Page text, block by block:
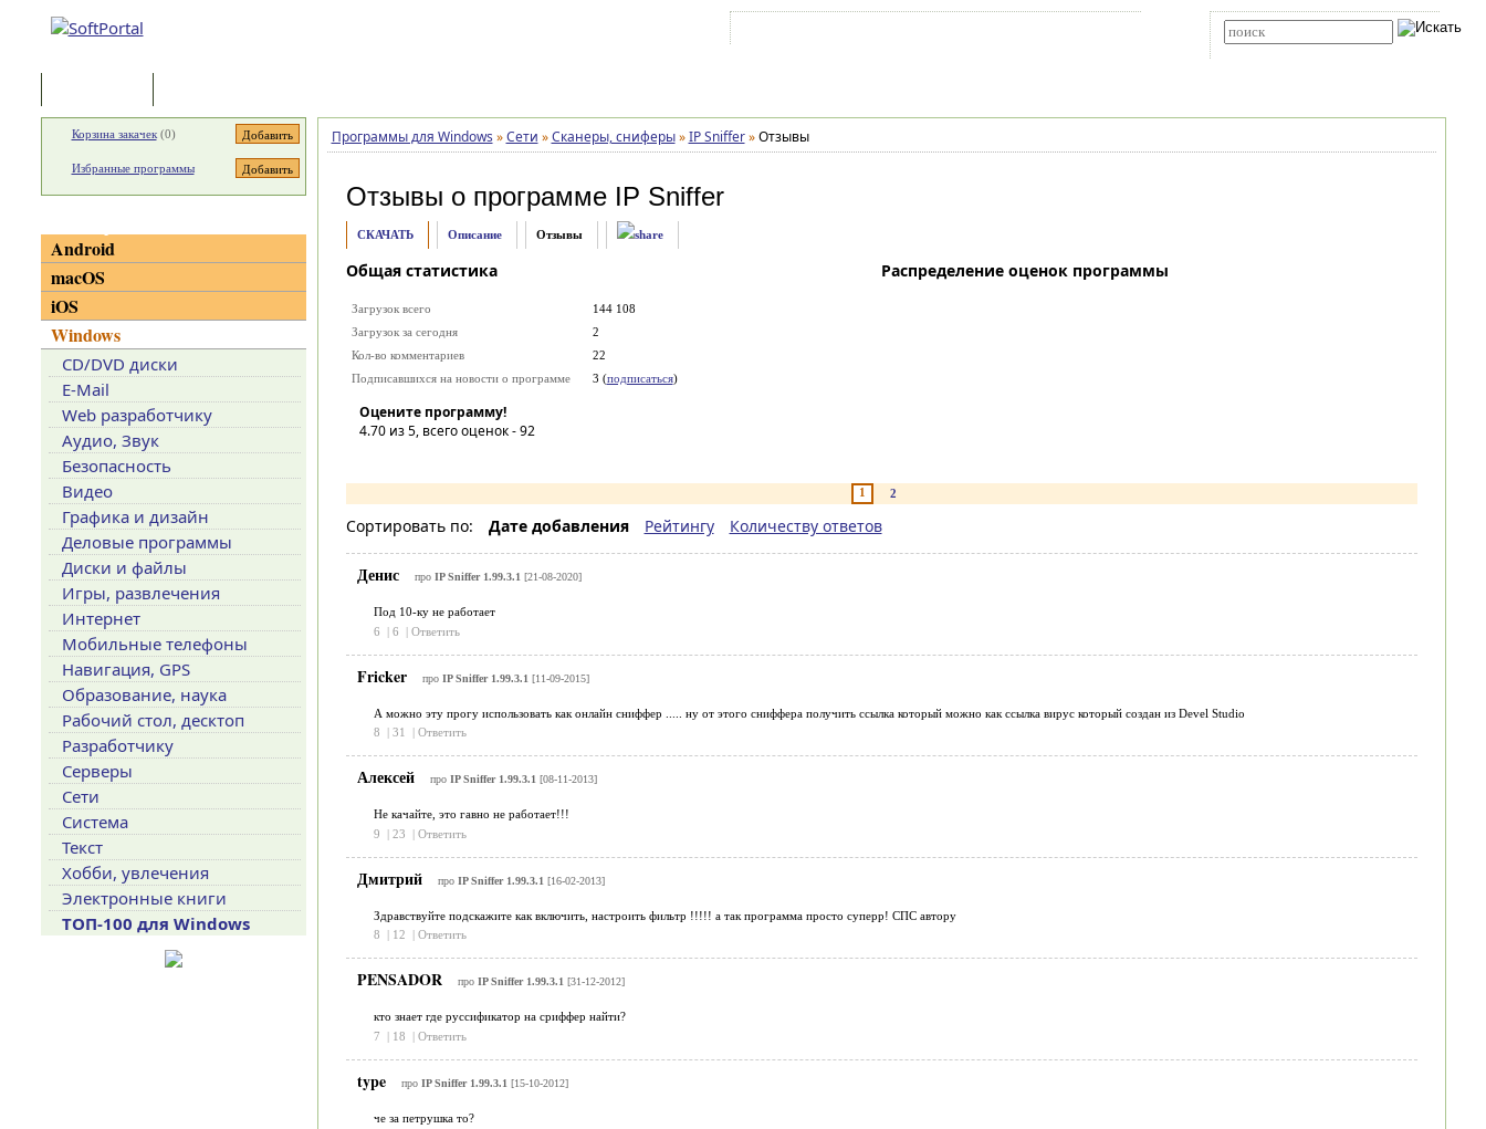
Программы для Windows » Сети » Сканеры, сниферы » IP Sniffer » Отзывы
Отзывы о программе IP Sniffer
СКАЧАТЬ Описание Отзывы
Общая статистика
Загрузок всего
144 108
Загрузок за сегодня
2
Кол-во комментариев
22
Подписавшихся на новости о программе
3 (подписаться)
Оцените программу!
4.70из 5, всего оценок -92
Распределение оценок программы
1 2
Сортировать по: Дате добавления Рейтингу Количеству ответов
Денис про IP Sniffer 1.99.3.1 [21-08-2020]
Под 10-ку не работает
6
| 6 | Ответить
Fricker про IP Sniffer 1.99.3.1 [11-09-2015]
А можно эту прогу использовать как онлайн сниффер ..... ну от этого сниффера получить ссылка который можно как ссылка вирус который создан из Devel Studio
8
| 31 | Ответить
Алексей про IP Sniffer 1.99.3.1 [08-11-2013]
Не качайте, это гавно не работает!!!
9
| 23 | Ответить
Дмитрий про IP Sniffer 1.99.3.1 [16-02-2013]
Здравствуйте подскажите как включить, настроить фильтр !!!!! а так программа просто суперр! СПС автору
8
| 12 | Ответить
PENSADOR про IP Sniffer 1.99.3.1 [31-12-2012]
кто знает где руссификатор на сриффер найти?
7
| 18 | Ответить
type про IP Sniffer 1.99.3.1 [15-10-2012]
че за петрушка то?
Корзина закачек(0)
Избранные программы
Android
macOS
iOS
Windows
CD/DVD диски
E-Mail
Web разработчику
Аудио, Звук
Безопасность
Видео
Графика и дизайн
Деловые программы
Диски и файлы
Игры, развлечения
Интернет
Мобильные телефоны
Навигация, GPS
Образование, наука
Рабочий стол, десктоп
Разработчику
Серверы
Сети
Система
Текст
Хобби, увлечения
Электронные книги
ТОП-100 для Windows